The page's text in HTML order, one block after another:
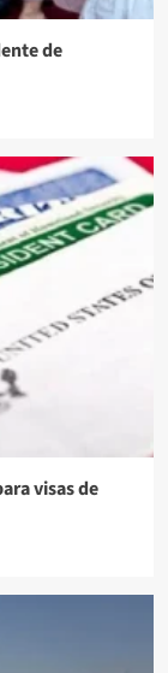
de
visas de